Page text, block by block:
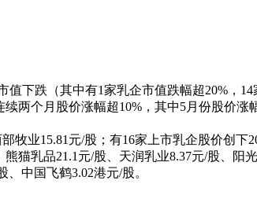
下跌（其中有1家乳企市值跌幅超20%，14
个月股价涨幅超10%，其中5月份股价涨
业15.81元/股；有16家上市乳企股价创下
猫乳品21.1元/股、天润乳业8.37元/股、阳
中国飞鹤3.02港元/股。